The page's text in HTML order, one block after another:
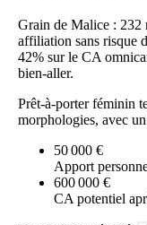
Grain de Malice : 232
affiliation sans risque
42% sur le CA
bien-aller.
Prêt-à-porter féminin
morphologies, avec
50 000 €
Apport
600 000 €
CA potentiel